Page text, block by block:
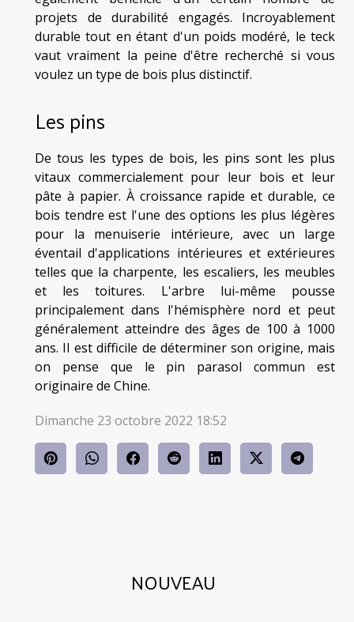
NOUVEAU
projets de durabilité engagés. Incroyablement
durable tout en étant d'un poids modéré, le teck
vaut vraiment la peine d'être recherché si vous
voulez un type de bois plus distinctif.
Les pins
De tous les types de bois, les pins sont les plus
vitaux commercialement pour leur bois et leur
pâte à papier. À croissance rapide et durable, ce
bois tendre est l'une des options les plus légères
pour la menuiserie intérieure, avec un large
éventail d'applications intérieures et extérieures
telles que la charpente, les escaliers, les meubles
et les toitures. L'arbre lui-même pousse
principalement dans l'hémisphère nord et peut
généralement atteindre des âges de 100 à 1000
ans. Il est difficile de déterminer son origine, mais
on pense que le pin parasol commun est
originaire de Chine.
Dimanche 23 octobre 2022 18:52